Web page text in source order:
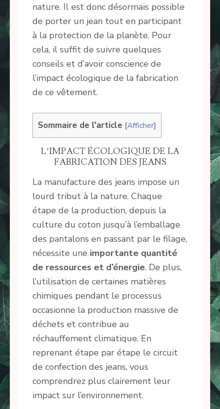
nature. Il est donc désormais possible
de porter un jean tout en participant
à la protection de la planète. Pour
cela, il suffit de suivre quelques
conseils et d’avoir conscience de
l’impact écologique de la fabrication
de ce vêtement.
Sommaire de l'article [Afficher]
L’IMPACT ÉCOLOGIQUE DE LA
FABRICATION DES JEANS
La manufacture des jeans impose un
lourd tribut à la nature. Chaque
étape de la production, depuis la
culture du coton jusqu’à l’emballage
des pantalons en passant par le filage,
nécessite une importante quantité
de ressources et d’énergie. De plus,
l’utilisation de certaines matières
chimiques pendant le processus
occasionne la production massive de
déchets et contribue au
réchauffement climatique. En
reprenant étape par étape le circuit
de confection des jeans, vous
comprendrez plus clairement leur
impact sur l’environnement.